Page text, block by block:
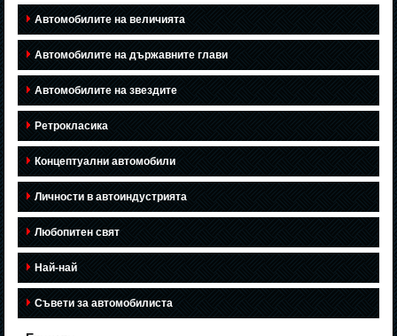
Автомобилите на величията
Автомобилите на държавните глави
Автомобилите на звездите
Ретрокласика
Концептуални автомобили
Личности в автоиндустрията
Любопитен свят
Най-най
Съвети за автомобилиста